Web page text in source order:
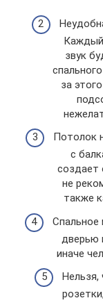
Каждый
звук
за
Потолок
с
создает
не
также
Спальное
дверью
иначе